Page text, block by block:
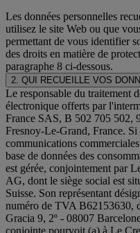
Les données personnelles
utilisez le site Web ou que
permettant de vous identifier
des droits en matière de
paragraphe 8 ci-dessous.
2. QUI RECUEILLE VOS
Le responsable du traitement
électronique offerts par
France SAS, B 502 705 502,
Fresnoy-Le-Grand, France.
communications
base de données des
est gérée, conjointement par
AG, dont le siège social est
Suisse. Son représentant
numéro de TVA B62153630,
Gracia 9, 2º - 08007